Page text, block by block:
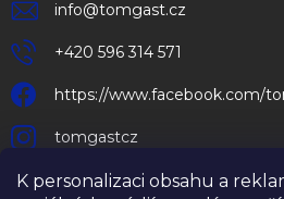
K personalizaci obsahu a
info@tomgast.cz
+420 596 314 571
https://www.facebook.com/
tomgastcz